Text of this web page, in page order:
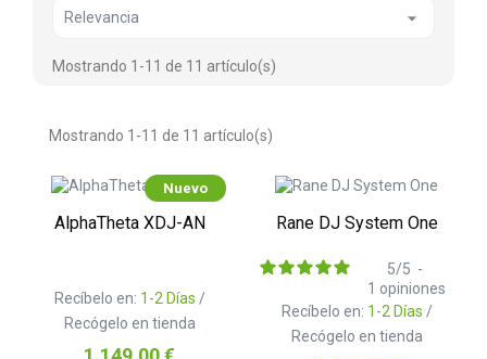
Relevancia 
Mostrando 1-11 de 11 artículo(s)
Mostrando 1-11 de 11 artículo(s)
Nuevo
AlphaTheta XDJ-AN
Recíbelo en: 1-2 Días /
Recógelo en tienda
Precio
Rane DJ System One
Recíbelo en: 1-2 Días /
Recógelo en tienda
5/5 -
1 opiniones